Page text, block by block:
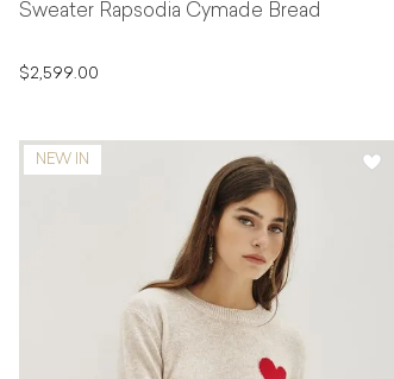
Sweater Rapsodia Cymade Bread
$2,599.00